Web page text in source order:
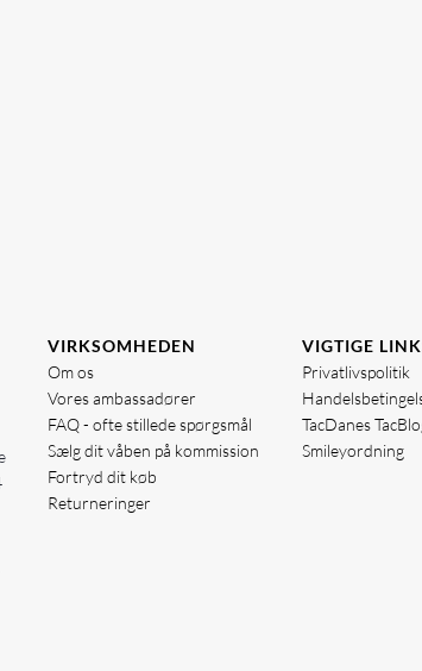
VIRKSOMHEDEN
Om os
Vores ambassadører
FAQ - ofte stillede spørgsmål
Sælg dit våben på kommission
Fortryd dit køb
Returneringer
VIGTIGE
Privatlivspolitik
TacDanes
Smileyordning